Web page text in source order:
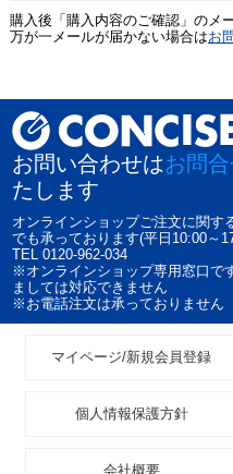
購入後「購入内容のご確認」のメ
万が一メールが届かない場合はお
お問い合わせはお問
たします
オンラインショップご注文に関す
でも承っております(平日10:00～
TEL 0120-962-034
※オンラインショップ専用窓口で
ましては対応できません
※お電話注文は承っておりません
マイページ/新規会員登録
個人情報保護方針
会社概要